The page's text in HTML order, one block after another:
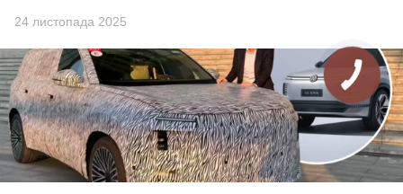
24 листопада 2025